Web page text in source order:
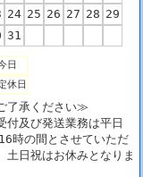
24 25 26 27 28 29
31
日
休日
了承ください≫
付及び発送業務は平日
時の間とさせていただ
土日祝はお休みとなりま